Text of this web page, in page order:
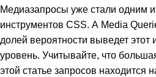
Медиазапросы уже стали одним
инструментов CSS. А Media
долей вероятности выведет этот
уровень. Учитывайте, что
этой статье запросов находится